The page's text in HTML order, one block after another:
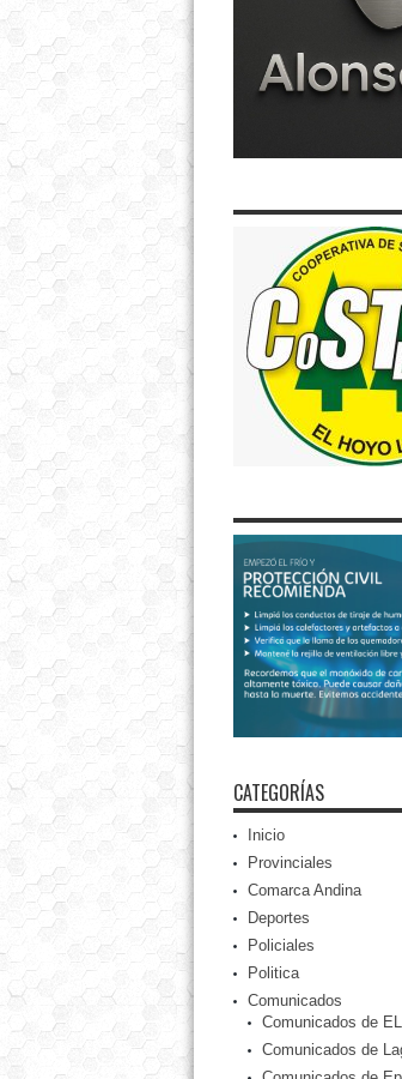
CATEGORÍAS
Inicio
Provinciales
Comarca Andina
Deportes
Policiales
Politica
Comunicados
Comunicados de
Comunicados de